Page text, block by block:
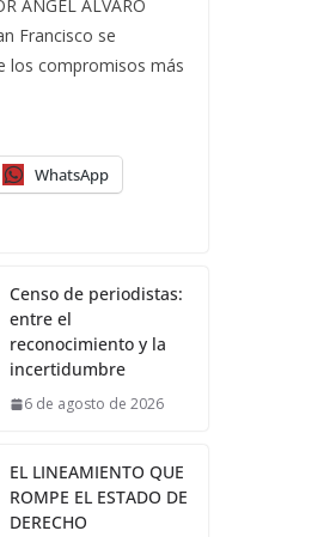
ÁNGEL ÁLVARO
Francisco se
los compromisos más
WhatsApp
Censo de periodistas:
entre el
reconocimiento y la
incertidumbre
6 de agosto de 2026
EL LINEAMIENTO QUE
ROMPE EL ESTADO DE
DERECHO